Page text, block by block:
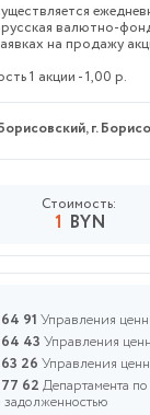
валютно-
на продажу
1 акции - 1,00 р.
,г.
Стоимость:
1 BYN
91 Управления
43 Управления
26 Управления
62 Департамента